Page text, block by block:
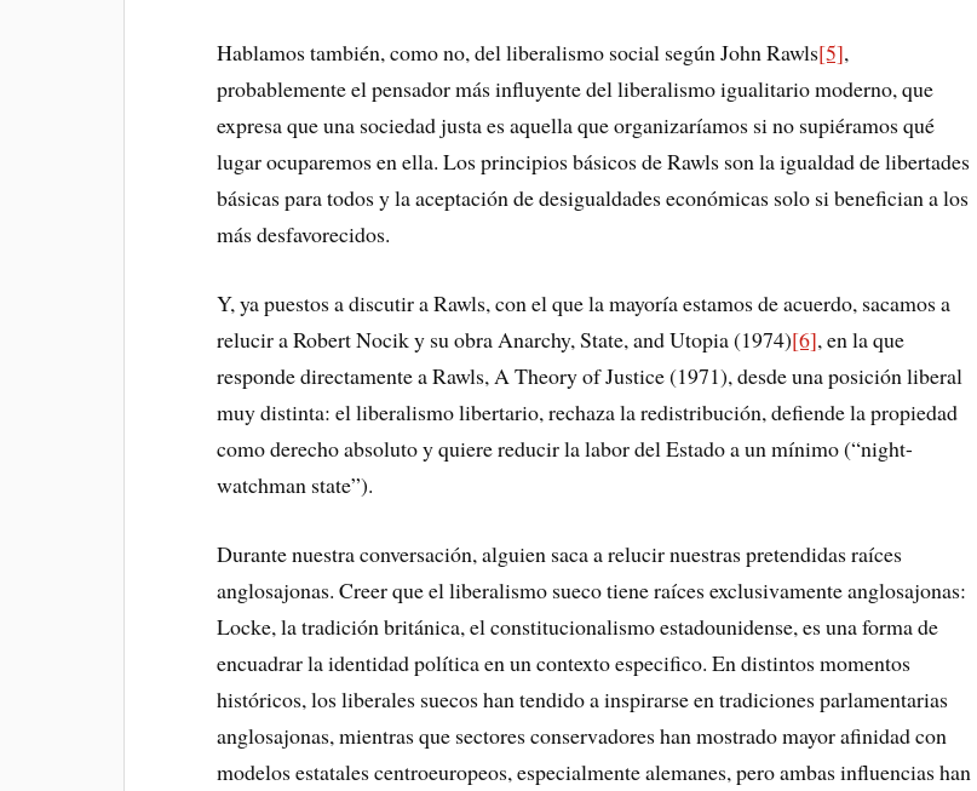
Hablamos también, como no, del liberalismo social según John Rawls[5],
probablemente el pensador más influyente del liberalismo igualitario moderno, que
expresa que una sociedad justa es aquella que organizaríamos si no supiéramos qué
lugar ocuparemos en ella. Los principios básicos de Rawls son la igualdad de libertades
básicas para todos y la aceptación de desigualdades económicas solo si benefician a los
más desfavorecidos.
Y, ya puestos a discutir a Rawls, con el que la mayoría estamos de acuerdo, sacamos a
relucir a Robert Nocik y su obra Anarchy, State, and Utopia (1974)[6], en la que
responde directamente a Rawls, A Theory of Justice (1971), desde una posición liberal
muy distinta: el liberalismo libertario, rechaza la redistribución, defiende la propiedad
como derecho absoluto y quiere reducir la labor del Estado a un mínimo (“night-
watchman state”).
Durante nuestra conversación, alguien saca a relucir nuestras pretendidas raíces
anglosajonas. Creer que el liberalismo sueco tiene raíces exclusivamente anglosajonas:
Locke, la tradición británica, el constitucionalismo estadounidense, es una forma de
encuadrar la identidad política en un contexto especifico. En distintos momentos
históricos, los liberales suecos han tendido a inspirarse en tradiciones parlamentarias
anglosajonas, mientras que sectores conservadores han mostrado mayor afinidad con
modelos estatales centroeuropeos, especialmente alemanes, pero ambas influencias han